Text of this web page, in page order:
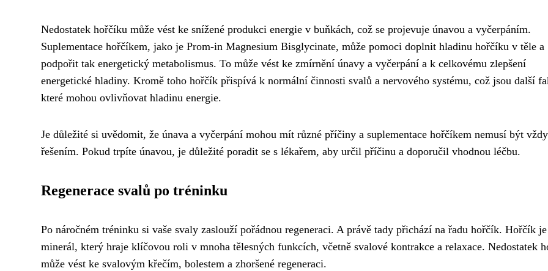
Nedostatek hořčíku může vést ke snížené produkci energie v buňkách, což se projevuje únavou a vyčerpáním.
Suplementace hořčíkem, jako je Prom-in Magnesium Bisglycinate, může pomoci doplnit hladinu hořčíku v těle a
podpořit tak energetický metabolismus. To může vést ke zmírnění únavy a vyčerpání a k celkovému zlepšení
energetické hladiny. Kromě toho hořčík přispívá k normální činnosti svalů a nervového systému, což jsou další
které mohou ovlivňovat hladinu energie.
Je důležité si uvědomit, že únava a vyčerpání mohou mít různé příčiny a suplementace hořčíkem nemusí být vždy
řešením. Pokud trpíte únavou, je důležité poradit se s lékařem, aby určil příčinu a doporučil vhodnou léčbu.
Regenerace svalů po tréninku
Po náročném tréninku si vaše svaly zaslouží pořádnou regeneraci. A právě tady přichází na řadu hořčík. Hořčík je
minerál, který hraje klíčovou roli v mnoha tělesných funkcích, včetně svalové kontrakce a relaxace. Nedostatek
může vést ke svalovým křečím, bolestem a zhoršené regeneraci.